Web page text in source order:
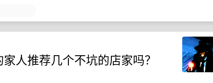
人推荐几个不坑的店家吗？